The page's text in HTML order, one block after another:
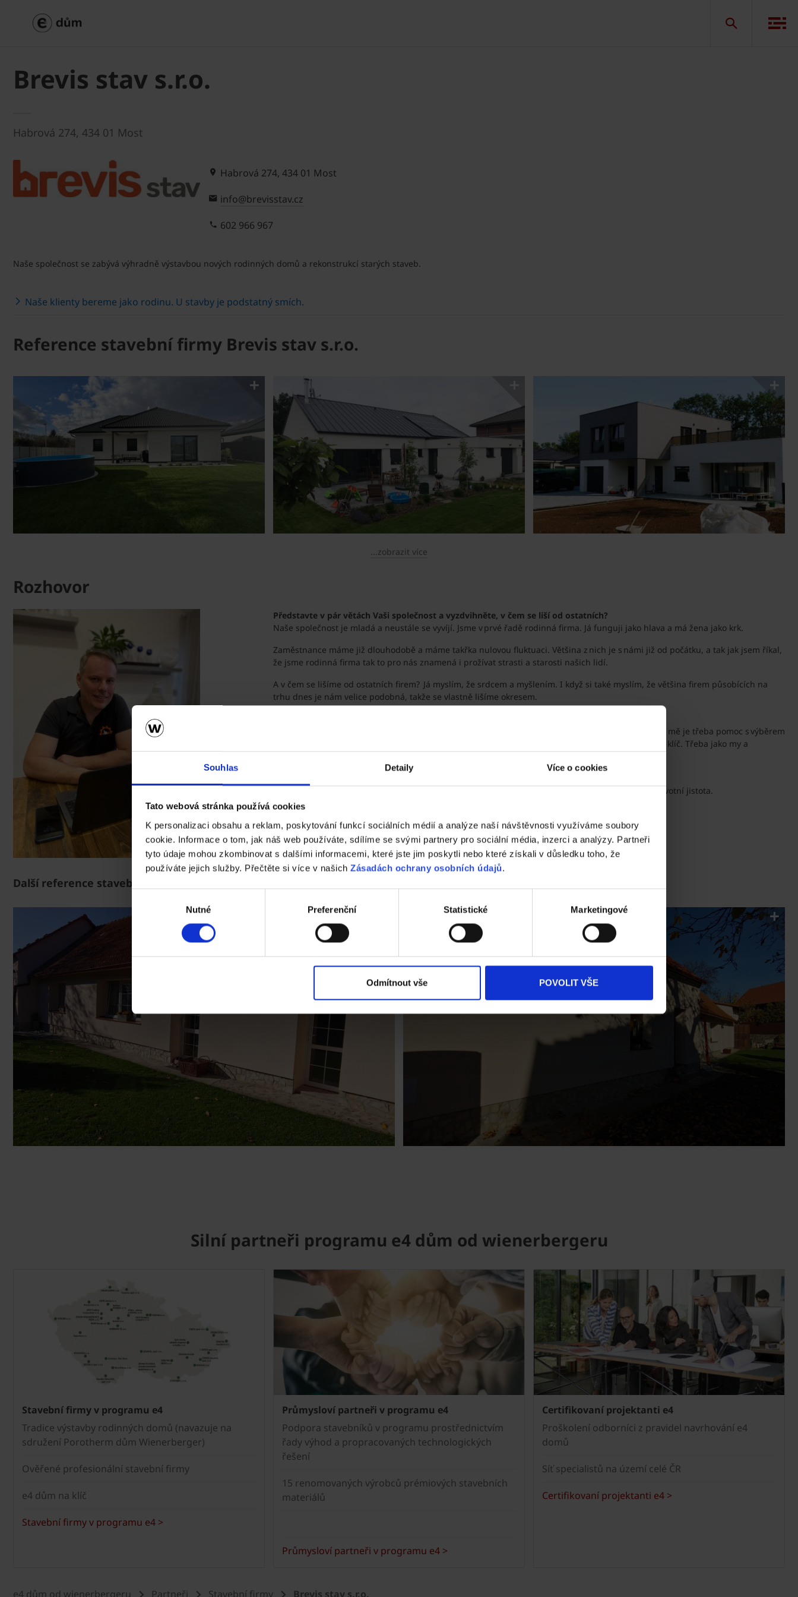
Souhlas Detaily Více o cookies
Tato webová stránka používá cookies
K personalizaci obsahu a reklam, poskytování funkcí sociálních médií a analýze naší návštěvnosti využíváme soubory
cookie. Informace o tom, jak náš web používáte, sdílíme se svými partnery pro sociální média, inzerci a analýzy. Partneři
tyto údaje mohou zkombinovat s dalšími informacemi, které jste jim poskytli nebo které získali v důsledku toho, že
používáte jejich služby. Přečtěte si více v našich Zásadách ochrany osobních údajů.
souhlasu
Nutné Preferenční Statistické Marketingové
Odmítnout vše POVOLIT VŠE
Brevis stav s.r.o.
Habrová 274, 434 01 Most
Habrová 274, 434 01 Most
info@brevisstav.cz
602 966 967
Naše společnost se zabývá výhradně výstavbou nových rodinných domů a rekonstrukcí starých staveb.
Naše klienty bereme jako rodinu. U stavby je podstatný smích.
Reference stavební firmy Brevis stav s.r.o.
...zobrazit více
Rozhovor
Představte v pár větách Vaši společnost a vyzdvihněte, v čem se liší od ostatních?
Naše společnost je mladá a neustále se vyvíjí. Jsme v prvé řadě rodinná firma. Já funguji jako hlava a má žena jako krk.
Zaměstnance máme již dlouhodobě a máme takřka nulovou fluktuaci. Většina z nich je s námi již od počátku, a tak jak jsem říkal,
že jsme rodinná firma tak to pro nás znamená i prožívat strasti a starosti našich lidí.
A v čem se lišíme od ostatních firem? Já myslím, že srdcem a myšlením. I když si také myslím, že většina firem působících na
trhu dnes je nám velice podobná, takže se vlastně lišíme okresem.
V dnešní době by měl hlavně stavebník hledat společnost, která mu poskytne tzv. full servis. Což za mě je třeba pomoc s výběrem
pozemku, domu, materiálu. Firmy, která udělá projekt, stavební povolení a dům postaví nejlépe na klíč. Třeba jako my a
Za mě by jednoznačně stavbu vždy měla provádět právnická osoba. Zprvu možná dražší, ale celoživotní jistota.
Petr Krátký
Jednatel společnosti
Další reference stavební firmy Brevis stav s.r.o.
Silní partneři programu e4 dům od wienerbergeru
Stavební firmy v programu e4
Tradice výstavby rodinných domů (navazuje na
sdružení Porotherm dům Wienerberger)
Ověřené profesionální stavební firmy
e4 dům na klíč
Stavební firmy v programu e4 >
Průmysloví partneři v programu e4
Podpora stavebníků v programu prostřednictvím
řady výhod a propracovaných technologických
řešení
15 renomovaných výrobců prémiových stavebních
materiálů
Průmysloví partneři v programu e4 >
Certifikovaní projektanti e4
Proškolení odborníci z pravidel navrhování e4
domů
Síť specialistů na území celé ČR
Certifikovaní projektanti e4 >
e4 dům od wienerbergeru Partneři Stavební firmy Brevis stav s.r.o.